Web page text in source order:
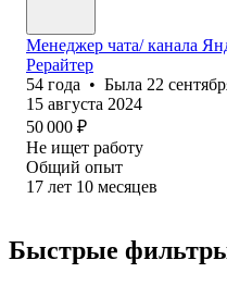
Менеджер чата/ канала
Рерайтер
54 года • Была 22
15 августа 2024
50 000 ₽
Не ищет работу
Общий опыт
17 лет 10 месяцев
Быстрые